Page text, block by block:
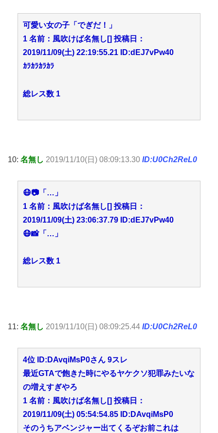
可愛い女の子「でぎだ！」
1 名前：風吹けば名無し[] 投稿日：
2019/11/09(土) 22:19:55.21 ID:dEJ7vPw40
ｶﾗｶﾗｶﾗｶﾗ
総レス数 1
10: 名無し 2019/11/10(日) 08:09:13.30 ID:U0Ch2ReL0
😷📷「…」
1 名前：風吹けば名無し[] 投稿日：
2019/11/09(土) 23:06:37.79 ID:dEJ7vPw40
😷📸「…」
総レス数 1
11: 名無し 2019/11/10(日) 08:09:25.44 ID:U0Ch2ReL0
4位 ID:DAvqiMsP0さん 9スレ
最近GTAで飽きた時にやるヤケクソ犯罪みたいな
の増えすぎやろ
1 名前：風吹けば名無し[] 投稿日：
2019/11/09(土) 05:54:54.85 ID:DAvqiMsP0
そのうちアベンジャー出てくるぞお前これは